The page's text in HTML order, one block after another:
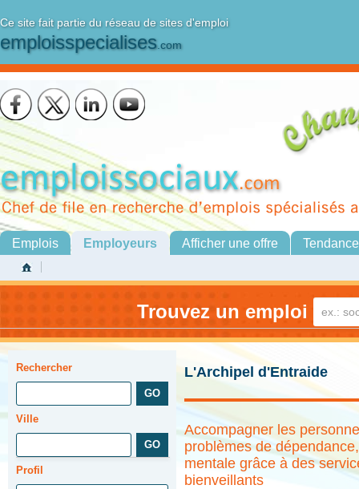
Ce site fait partie du réseau de sites d'emploi
emploisspecialises.com
Emplois Employeurs Afficher une offre
Trouvez un emploi
Rechercher
Ville
Profil
L'Archipel d'Entraide
Accompagner les
problèmes de
mentale grâce à des
bienveillants